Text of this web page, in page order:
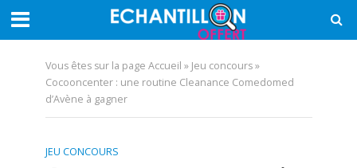
Vous êtes sur la page Accueil » Jeu concours»
Cocooncenter : une routine Cleanance Comedomed
d’Avène à gagner
JEU CONCOURS